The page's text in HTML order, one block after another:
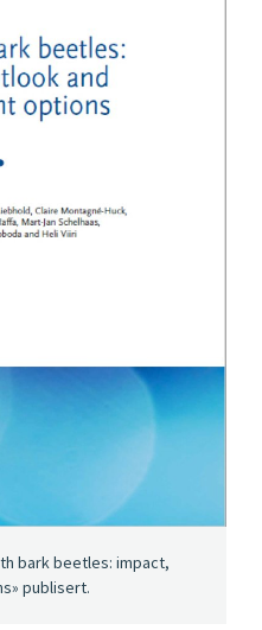
bark beetles: impact,
publisert.